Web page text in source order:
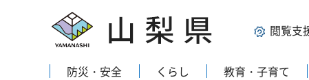
山梨県 閲覧支
防災・安全 くらし 教育・子育て